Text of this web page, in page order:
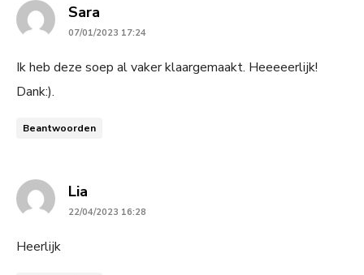
Sara
07/01/2023 17:24
Ik heb deze soep al vaker klaargemaakt. Heeeeerlijk!
Dank:).
Beantwoorden
Lia
22/04/2023 16:28
Heerlijk